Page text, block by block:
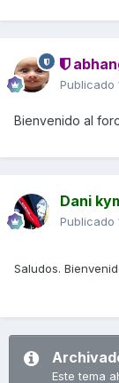
Publicado
Bienvenido al
Dani
Publicado
Saludos.
Este tema